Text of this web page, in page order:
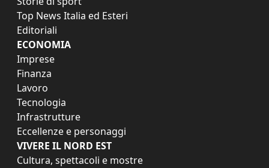
Top News Italia ed Esteri
Editoriali
ECONOMIA
Imprese
Finanza
Lavoro
Tecnologia
Infrastrutture
Eccellenze e personaggi
VIVERE IL NORD EST
Cultura, spettacoli e mostre